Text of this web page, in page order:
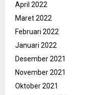
April 2022
Maret 2022
Februari 2022
Januari 2022
Desember 2021
November 2021
Oktober 2021